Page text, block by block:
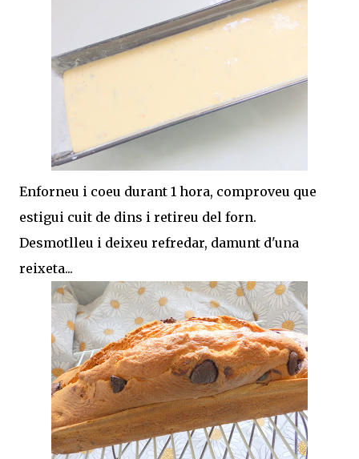
Enforneu i coeu durant 1 hora, comproveu que
estigui cuit de dins i retireu del forn.
Desmotlleu i deixeu refredar, damunt d'una
reixeta...